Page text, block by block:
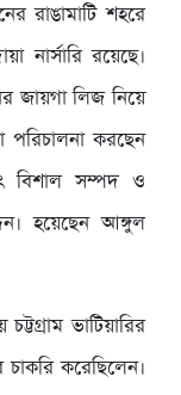
রাঙামাটি শহরে
রয়েছে।
জায়গা লিজ নিয়ে
পরিচালনা করছেন
বিশাল সম্পদ ও
হয়েছেন আঙ্গুল
ভাটিয়ারির
চাকরি করেছিলেন।